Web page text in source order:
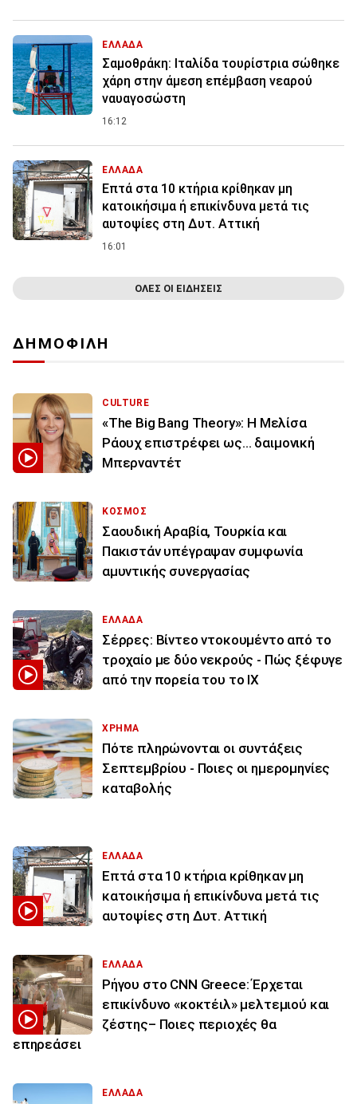
ΕΛΛΑΔΑ
Σαμοθράκη: Ιταλίδα τουρίστρια σώθηκε
χάρη στην άμεση επέμβαση νεαρού
ναυαγοσώστη
16:12
ΕΛΛΑΔΑ
Επτά στα 10 κτήρια κρίθηκαν μη
κατοικήσιμα ή επικίνδυνα μετά τις
αυτοψίες στη Δυτ. Αττική
16:01
ΟΛΕΣ ΟΙ ΕΙΔΗΣΕΙΣ
ΔΗΜΟΦΙΛΗ
CULTURE
«The Big Bang Theory»: Η Μελίσα
Ράουχ επιστρέφει ως… δαιμονική
Μπερναντέτ
ΚΟΣΜΟΣ
Σαουδική Αραβία, Τουρκία και
Πακιστάν υπέγραψαν συμφωνία
αμυντικής συνεργασίας
ΕΛΛΑΔΑ
Σέρρες: Βίντεο ντοκουμέντο από το
τροχαίο με δύο νεκρούς - Πώς ξέφυγε
από την πορεία του το ΙΧ
ΧΡΗΜΑ
Πότε πληρώνονται οι συντάξεις
Σεπτεμβρίου - Ποιες οι ημερομηνίες
καταβολής
ΕΛΛΑΔΑ
Επτά στα 10 κτήρια κρίθηκαν μη
κατοικήσιμα ή επικίνδυνα μετά τις
αυτοψίες στη Δυτ. Αττική
ΕΛΛΑΔΑ
Ρήγου στο CNN Greece: Έρχεται
επικίνδυνο «κοκτέιλ» μελτεμιού και
ζέστης– Ποιες περιοχές θα
επηρεάσει
ΕΛΛΑΔΑ